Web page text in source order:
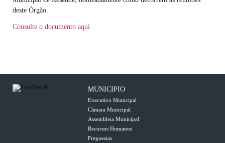
deste Órgão.
Consulte o documento aqui
MUNICIPIO
Executivo Municipal
Câmara Municipal
Assembleia Municipal
Recursos Humanos
Freguesias